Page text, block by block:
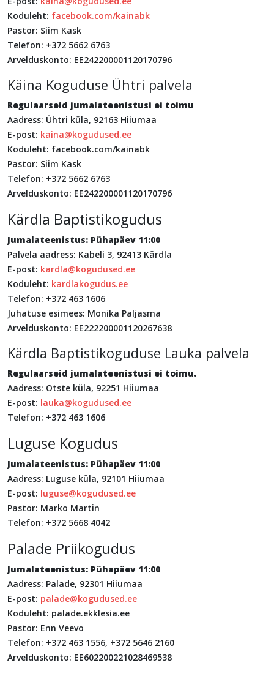
Koduleht: facebook.com/kainabk
Pastor: Siim Kask
Telefon: +372 5662 6763
Arvelduskonto: EE242200001120170796
Käina Koguduse Ühtri palvela
Regulaarseid jumalateenistusi ei toimu
Aadress: Ühtri küla, 92163 Hiiumaa
E-post: kaina@kogudused.ee
Koduleht: facebook.com/kainabk
Pastor: Siim Kask
Telefon: +372 5662 6763
Arvelduskonto: EE242200001120170796
Kärdla Baptistikogudus
Jumalateenistus: Pühapäev 11:00
Palvela aadress: Kabeli 3, 92413 Kärdla
E-post: kardla@kogudused.ee
Koduleht: kardlakogudus.ee
Telefon: +372 463 1606
Juhatuse esimees: Monika Paljasma
Arvelduskonto: EE222200001120267638
Kärdla Baptistikoguduse Lauka palvela
Regulaarseid jumalateenistusi ei toimu.
Aadress: Otste küla, 92251 Hiiumaa
E-post: lauka@kogudused.ee
Telefon: +372 463 1606
Luguse Kogudus
Jumalateenistus: Pühapäev 11:00
Aadress: Luguse küla, 92101 Hiiumaa
E-post: luguse@kogudused.ee
Pastor: Marko Martin
Telefon: +372 5668 4042
Palade Priikogudus
Jumalateenistus: Pühapäev 11:00
Aadress: Palade, 92301 Hiiumaa
E-post: palade@kogudused.ee
Koduleht: palade.ekklesia.ee
Pastor: Enn Veevo
Telefon: +372 463 1556, +372 5646 2160
Arvelduskonto: EE602200221028469538